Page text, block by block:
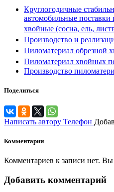
Круглогодичные
автомобильные поставки
хвойные (сосна, ель,
Производство и
Пиломатериал обрезной
Пиломатериал хвойных
Производство
Поделиться
Написать автору Телефон
Комментарии
Комментариев к записи нет.
Добавить комментарий